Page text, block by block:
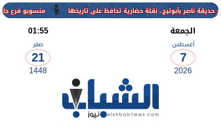
منسوبو فرع جامعة الأزهر للوجه
الجمعة
أغسطس
7
2026
01:55
صفر
21
1448